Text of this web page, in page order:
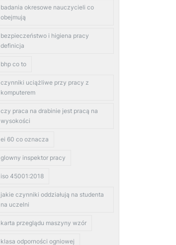
badania okresowe nauczycieli co
obejmują
bezpieczeństwo i higiena pracy
definicja
bhp co to
czynniki uciążliwe przy pracy z
komputerem
czy praca na drabinie jest pracą na
wysokości
ei 60 co oznacza
glowny inspektor pracy
iso 45001:2018
jakie czynniki oddziałują na studenta
na uczelni
karta przeglądu maszyny wzór
klasa odporności ogniowej